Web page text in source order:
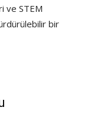
ve STEM
bir